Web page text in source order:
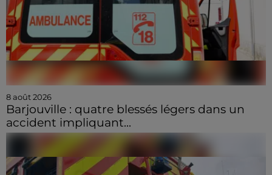
8 août 2026
Barjouville : quatre blessés légers dans un
accident impliquant...